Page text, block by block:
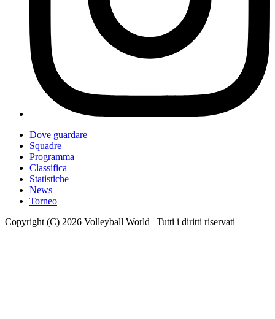
Dove guardare
Squadre
Programma
Classifica
Statistiche
News
Torneo
Copyright (C) 2026 Volleyball World | Tutti i diritti riservati